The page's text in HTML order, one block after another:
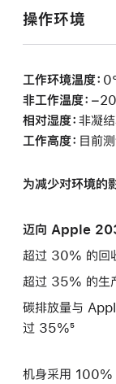
操作环境
工作环境温度：
非工作温度：
相对湿度： 非凝
工作高度： 目前
为减少对环境的
迈向 Apple
超过 30% 的回
超过 35% 的生
碳排放量与
过 35%⁵
机身采用 100%